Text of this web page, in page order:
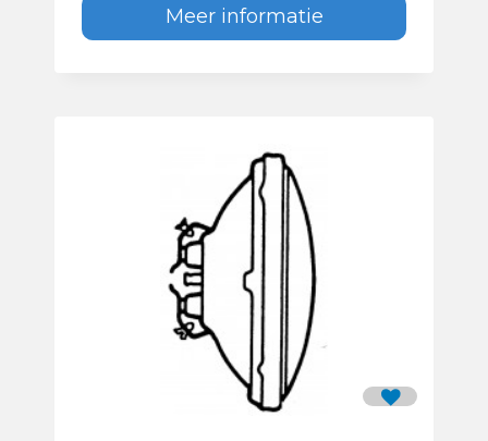
Meer informatie